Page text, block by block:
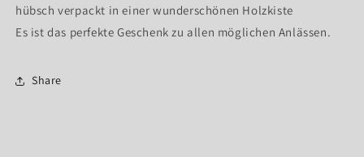
hübsch verpackt in einer wunderschönen Holzkiste
Es ist das perfekte Geschenk zu allen möglichen Anlässen.
Share